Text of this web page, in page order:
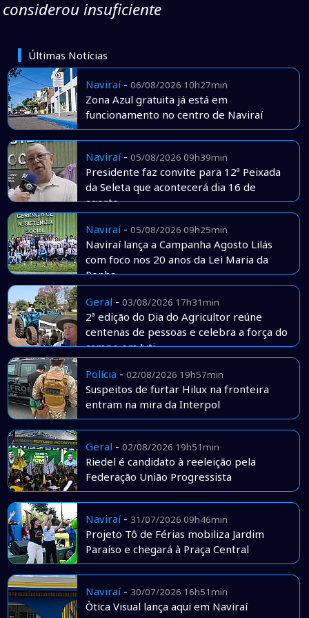
insuficiente
Últimas Notícias
Naviraí- 06/08/2026 10h27min
Zona Azul gratuita já está em
funcionamento no centro de Naviraí
Naviraí- 05/08/2026 09h39min
Presidente faz convite para 12ª Peixada
da Seleta que acontecerá dia 16 de
agosto
Naviraí- 05/08/2026 09h25min
Naviraí lança a Campanha Agosto Lilás
com foco nos 20 anos da Lei Maria da
Penha
Geral - 03/08/2026 17h31min
2ª edição do Dia do Agricultor reúne
centenas de pessoas e celebra a força do
campo em Juti
Polícia - 02/08/2026 19h57min
Suspeitos de furtar Hilux na fronteira
entram na mira da Interpol
Geral - 02/08/2026 19h51min
Riedel é candidato à reeleição pela
Federação União Progressista
Naviraí- 31/07/2026 09h46min
Projeto Tô de Férias mobiliza Jardim
Paraíso e chegará à Praça Central
Naviraí- 30/07/2026 16h51min
Òtica Visual lança aqui em Naviraí